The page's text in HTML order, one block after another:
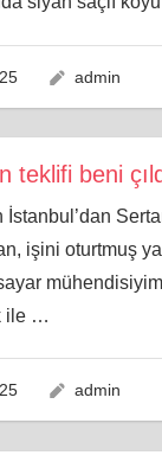
admin
teklifi beni
İstanbul’dan
işini oturtmuş
ile …
admin